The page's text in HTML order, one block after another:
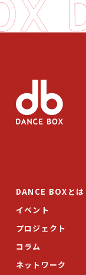
DANCE BOXとは
イベント
プロジェクト
コラム
ネットワーク